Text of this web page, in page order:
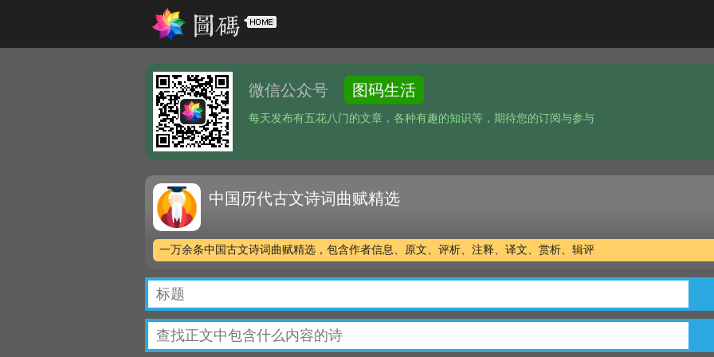
微信公众号 图码生活
每天发布有五花八门的文章，各种有趣的知识等，期待您的订阅与参与
中国历代古文诗词曲赋精选
一万余条中国古文诗词曲赋精选，包含作者信息、原文、评析、注释、译文、赏析、辑评